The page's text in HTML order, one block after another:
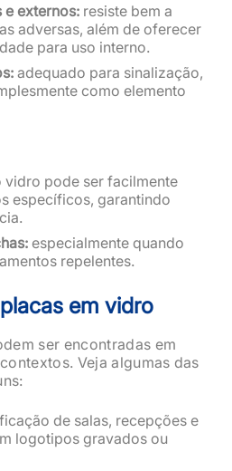
e externos: resiste bem a
adversas, além de oferecer
para uso interno.
adequado para sinalização,
como elemento
vidro pode ser facilmente
específicos, garantindo
especialmente quando
repelentes.
em vidro
ser encontradas em
Veja algumas das
de salas, recepções e
logotipos gravados ou